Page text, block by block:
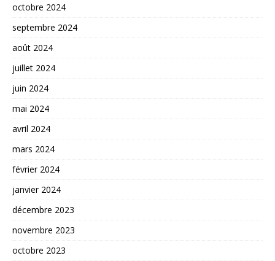
octobre 2024
septembre 2024
août 2024
juillet 2024
juin 2024
mai 2024
avril 2024
mars 2024
février 2024
janvier 2024
décembre 2023
novembre 2023
octobre 2023